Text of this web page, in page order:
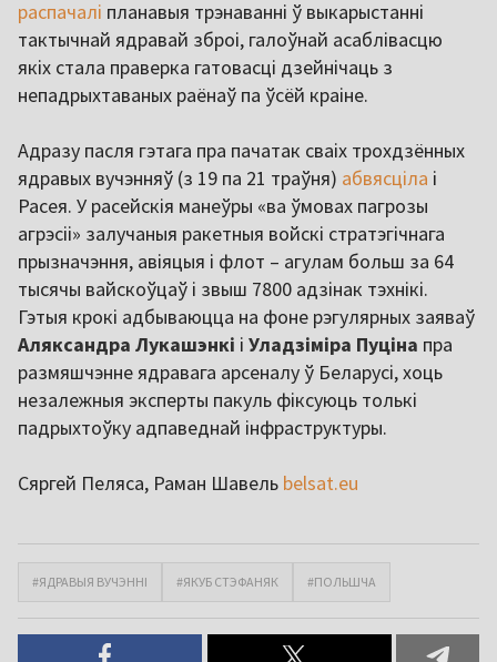
распачалі планавыя трэнаванні ў выкарыстанні
тактычнай ядравай зброі, галоўнай асаблівасцю
якіх стала праверка гатовасці дзейнічаць з
непадрыхтаваных раёнаў па ўсёй краіне.
Адразу пасля гэтага пра пачатак сваіх трохдзённых
ядравых вучэнняў (з 19 па 21 траўня) абвясціла і
Расея. У расейскія манеўры «ва ўмовах пагрозы
агрэсіі» залучаныя ракетныя войскі стратэгічнага
прызначэння, авіяцыя і флот – агулам больш за 64
тысячы вайскоўцаў і звыш 7800 адзінак тэхнікі.
Гэтыя крокі адбываюцца на фоне рэгулярных заяваў
Аляксандра Лукашэнкі і Уладзіміра Пуціна пра
размяшчэнне ядравага арсеналу ў Беларусі, хоць
незалежныя эксперты пакуль фіксуюць толькі
падрыхтоўку адпаведнай інфраструктуры.
Сяргей Пеляса, Раман Шавель belsat.eu
#ЯДРАВЫЯ ВУЧЭННІ #ЯКУБ СТЭФАНЯК #ПОЛЬШЧА